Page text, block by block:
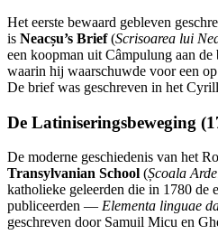
Het eerste bewaard gebleven
is Neacșu’s Brief(Scrisoarea lui
een koopman uit Câmpulung aan de
waarin hij waarschuwde voor een
De brief was geschreven in het
De Latiniseringsbeweging
De moderne geschiedenis van het
Transylvanian School (Școala
katholieke geleerden die in 1780 de
publiceerden — Elementa linguae
geschreven door Samuil Micu en